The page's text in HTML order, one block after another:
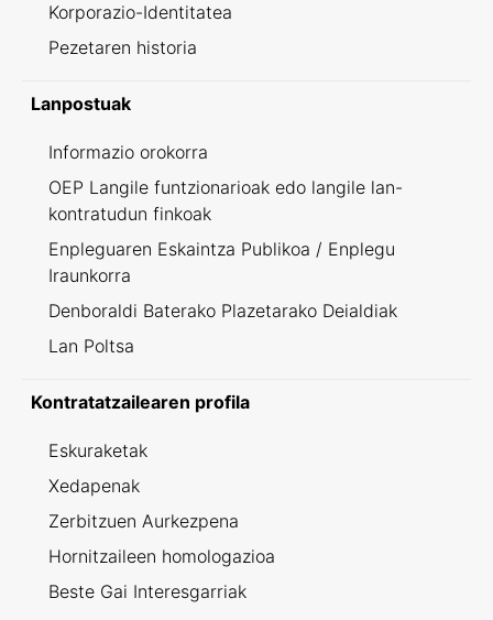
Korporazio-Identitatea
Pezetaren historia
Lanpostuak
Informazio orokorra
OEP Langile funtzionarioak edo langile lan-
kontratudun finkoak
Enpleguaren Eskaintza Publikoa / Enplegu
Iraunkorra
Denboraldi Baterako Plazetarako Deialdiak
Lan Poltsa
Kontratatzailearen profila
Eskuraketak
Xedapenak
Zerbitzuen Aurkezpena
Hornitzaileen homologazioa
Beste Gai Interesgarriak